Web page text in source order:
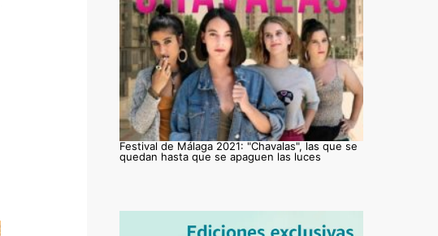
Festival de Málaga 2021: "Chavalas", las que se
quedan hasta que se apaguen las luces